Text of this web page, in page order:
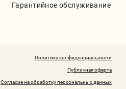
Гарантийное обслуживание
Политика конфиденциальности
Публичная оферта
Согласие на обработку персональных данных